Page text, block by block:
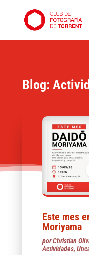
Blog:
Este mes
Moriyama
porChristian
Actividades,